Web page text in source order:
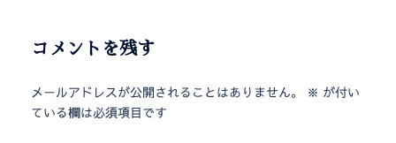
コメントを残す
メールアドレスが公開されることはありません。 ※ が付い
ている欄は必須項目です